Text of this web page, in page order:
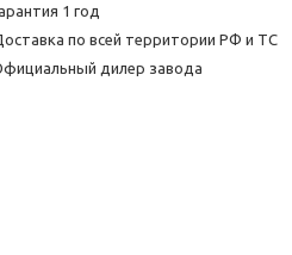
1 год
по всей территории РФ и ТС
дилер завода